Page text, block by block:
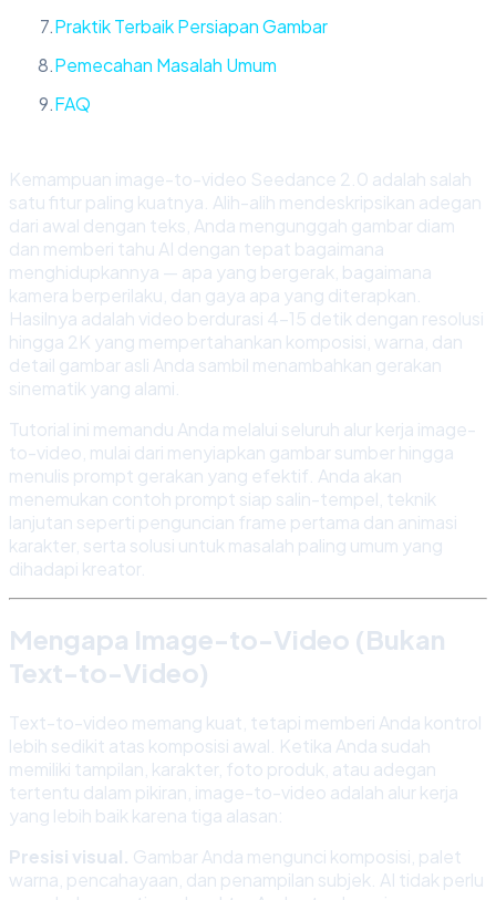
Praktik Terbaik Persiapan Gambar
Pemecahan Masalah Umum
FAQ
Kemampuan image-to-video Seedance 2.0 adalah salah
satu fitur paling kuatnya. Alih-alih mendeskripsikan adegan
dari awal dengan teks, Anda mengunggah gambar diam
dan memberi tahu AI dengan tepat bagaimana
menghidupkannya — apa yang bergerak, bagaimana
kamera berperilaku, dan gaya apa yang diterapkan.
Hasilnya adalah video berdurasi 4-15 detik dengan resolusi
hingga 2K yang mempertahankan komposisi, warna, dan
detail gambar asli Anda sambil menambahkan gerakan
sinematik yang alami.
Tutorial ini memandu Anda melalui seluruh alur kerja image-
to-video, mulai dari menyiapkan gambar sumber hingga
menulis prompt gerakan yang efektif. Anda akan
menemukan contoh prompt siap salin-tempel, teknik
lanjutan seperti penguncian frame pertama dan animasi
karakter, serta solusi untuk masalah paling umum yang
dihadapi kreator.
Mengapa Image-to-Video (Bukan
Text-to-Video)
Text-to-video memang kuat, tetapi memberi Anda kontrol
lebih sedikit atas komposisi awal. Ketika Anda sudah
memiliki tampilan, karakter, foto produk, atau adegan
tertentu dalam pikiran, image-to-video adalah alur kerja
yang lebih baik karena tiga alasan:
Presisi visual. Gambar Anda mengunci komposisi, palet
warna, pencahayaan, dan penampilan subjek. AI tidak perlu